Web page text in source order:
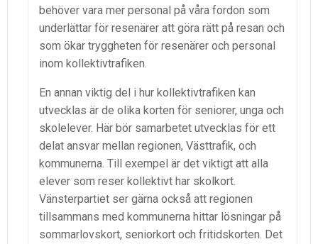
behöver vara mer personal på våra fordon som
underlättar för resenärer att göra rätt på resan och
som ökar tryggheten för resenärer och personal
inom kollektivtrafiken.
En annan viktig del i hur kollektivtrafiken kan
utvecklas är de olika korten för seniorer, unga och
skolelever. Här bör samarbetet utvecklas för ett
delat ansvar mellan regionen, Västtrafik, och
kommunerna. Till exempel är det viktigt att alla
elever som reser kollektivt har skolkort.
Vänsterpartiet ser gärna också att regionen
tillsammans med kommunerna hittar lösningar på
sommarlovskort, seniorkort och fritidskorten. Det